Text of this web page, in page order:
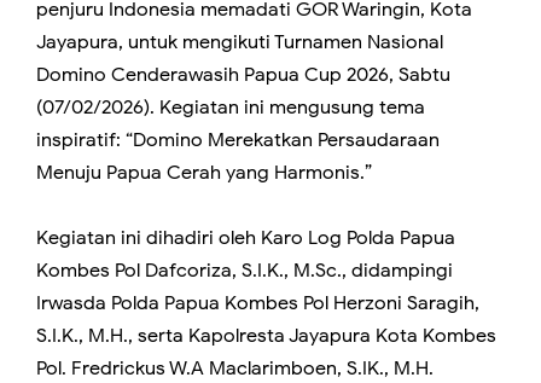
penjuru Indonesia memadati GOR Waringin, Kota
Jayapura, untuk mengikuti Turnamen Nasional
Domino Cenderawasih Papua Cup 2026, Sabtu
(07/02/2026). Kegiatan ini mengusung tema
inspiratif: “Domino Merekatkan Persaudaraan
Menuju Papua Cerah yang Harmonis.”
Kegiatan ini dihadiri oleh Karo Log Polda Papua
Kombes Pol Dafcoriza, S.I.K., M.Sc., didampingi
Irwasda Polda Papua Kombes Pol Herzoni Saragih,
S.I.K., M.H., serta Kapolresta Jayapura Kota Kombes
Pol. Fredrickus W.A Maclarimboen, S.IK., M.H.